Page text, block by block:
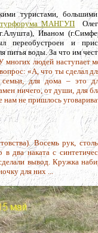
туристами,
турфорума МАНГУП
Иваном
переобустроен и
питья воды. За что им
многих людей наступает
«А, что ты сделал
для дома – это
ничего, от души, для
не пришлось
Восемь рук,
в два наката с
вывод. Кружка
для них ...